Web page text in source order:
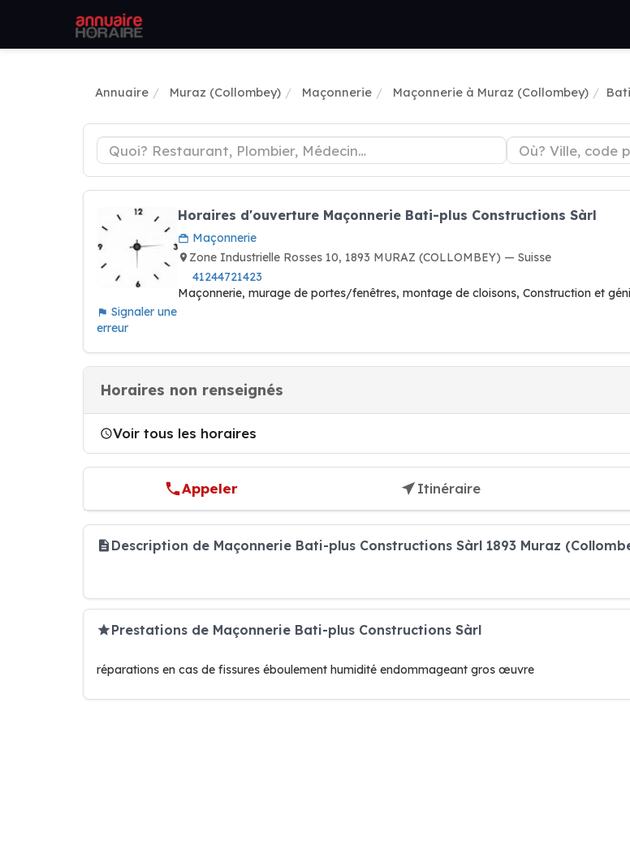
Annuaire Muraz (Collombey) Maçonnerie Maçonnerie à Muraz (Collombey)
Signaler une
erreur
Horaires d'ouverture Maçonnerie Bati-plus Constructions Sàrl
Maçonnerie
Zone Industrielle Rosses 10, 1893 MURAZ (COLLOMBEY) — Suisse
41244721423
Maçonnerie, murage de portes/fenêtres, montage de cloisons, Construction et
Horaires non renseignés
Voir tous les horaires
Appeler Itinéraire
Description de Maçonnerie Bati-plus Constructions Sàrl 1893 Muraz
Prestations de Maçonnerie Bati-plus Constructions Sàrl
réparations en cas de fissures éboulement humidité endommageant gros œuvre